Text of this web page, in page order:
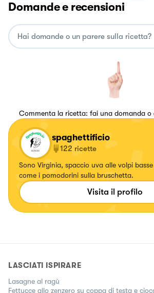
Domande e recensioni
Commenta la ricetta: fai una domanda o
spaghettificio
122 ricette
Sono Virginia, spaccio uva alle volpi
come i pomodorini sulla bruschetta.
Visita il profilo
LASCIATI ISPIRARE
Lasagne al ragù
Fettucce allo zenzero su coppa di testa e